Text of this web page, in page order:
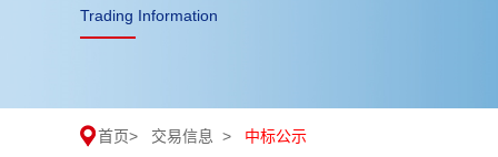
Trading Information
首页> 交易信息 > 中标公示